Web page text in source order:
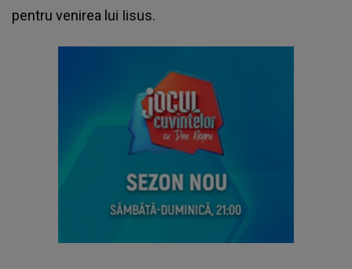
pentru venirea lui Iisus.